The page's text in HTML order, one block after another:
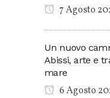
7 Agosto
Un nuovo
Abissi, arte e
mare
6 Agosto